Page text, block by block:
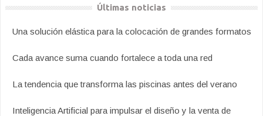
Últimas noticias
Una solución elástica para la colocación de grandes formatos
Cada avance suma cuando fortalece a toda una red
La tendencia que transforma las piscinas antes del verano
Inteligencia Artificial para impulsar el diseño y la venta de